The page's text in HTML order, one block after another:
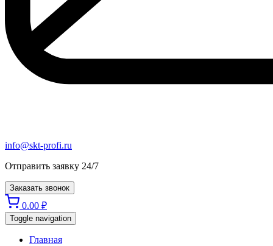
info@skt-profi.ru
Отправить заявку 24/7
Заказать звонок
0.00 ₽
Toggle navigation
Главная